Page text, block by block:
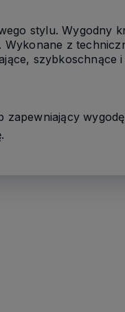
stylu. Wygodny
z
szybkoschnące
zapewniający